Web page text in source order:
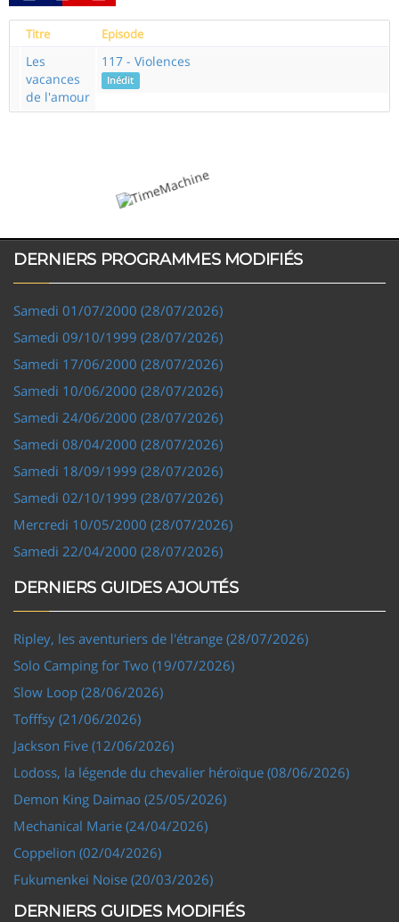
Titre Episode
Les
vacances
de l'amour
117 - Violences
Inédit
DERNIERS PROGRAMMES MODIFIÉS
Samedi 01/07/2000 (28/07/2026)
Samedi 09/10/1999 (28/07/2026)
Samedi 17/06/2000 (28/07/2026)
Samedi 10/06/2000 (28/07/2026)
Samedi 24/06/2000 (28/07/2026)
Samedi 08/04/2000 (28/07/2026)
Samedi 18/09/1999 (28/07/2026)
Samedi 02/10/1999 (28/07/2026)
Mercredi 10/05/2000 (28/07/2026)
Samedi 22/04/2000 (28/07/2026)
DERNIERS GUIDES AJOUTÉS
Ripley, les aventuriers de l'étrange (28/07/2026)
Solo Camping for Two (19/07/2026)
Slow Loop (28/06/2026)
Tofffsy (21/06/2026)
Jackson Five (12/06/2026)
Lodoss, la légende du chevalier héroïque (08/06/2026)
Demon King Daimao (25/05/2026)
Mechanical Marie (24/04/2026)
Coppelion (02/04/2026)
Fukumenkei Noise (20/03/2026)
DERNIERS GUIDES MODIFIÉS